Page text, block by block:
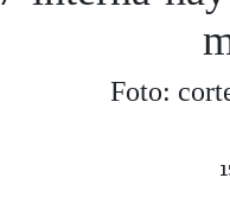
Foto: